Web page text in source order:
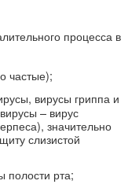
процесса в
частые);
вирусы гриппа и
– вирус
значительно
слизистой
полости рта;